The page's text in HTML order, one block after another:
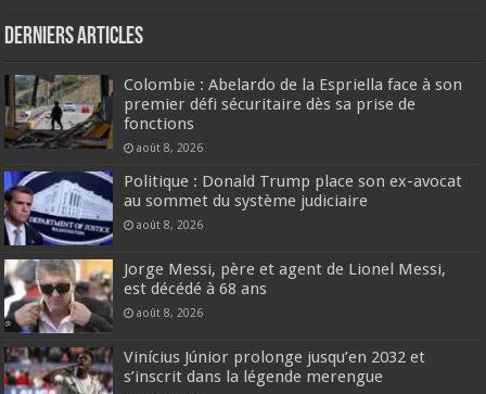
Derniers articles
Colombie : Abelardo de la Espriella face à son
premier défi sécuritaire dès sa prise de
fonctions
août 8, 2026
Politique : Donald Trump place son ex-avocat
au sommet du système judiciaire
août 8, 2026
Jorge Messi, père et agent de Lionel Messi,
est décédé à 68 ans
août 8, 2026
Vinícius Júnior prolonge jusqu’en 2032 et
s’inscrit dans la légende merengue